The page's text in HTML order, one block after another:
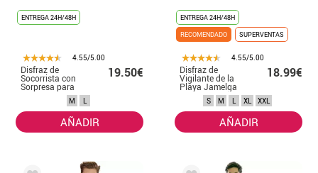
ENTREGA 24H/48H
4.55/5.00
Disfraz de
Socorrista con
Sorpresa para
hombre
19.50€
M L
AÑADIR
ENTREGA 24H/48H
RECOMENDADO
SUPERVENTAS
4.55/5.00
Disfraz de
Vigilante de la
Playa Jamelga
Anderson
hombre
18.99€
S M L XL XXL
AÑADIR